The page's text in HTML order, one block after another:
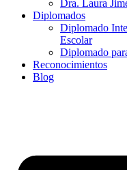
Dra. Laura
Diplomados
Diplomado
Escolar
Diplomado
Reconocimientos
Blog